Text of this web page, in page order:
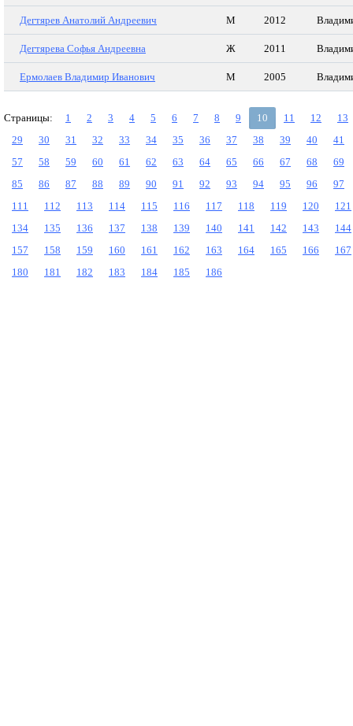
Дегтярев Анатолий Андреевич М 2012
Дегтярева Софья Андреевна Ж 2011
Ермолаев Владимир Иванович М 2005
Страницы: 1 2 3 4 5 6 7 8 9 10 11 12
13
29
30 31 32 33 34 35 36 37 38 39 40
41
57
58 59 60 61 62 63 64 65 66 67 68
69
85
86 87 88 89 90 91 92 93 94 95 96
97
111
112 113 114 115 116 117 118 119 120
121
134
135 136 137 138 139 140 141 142 143
144
157
158 159 160 161 162 163 164 165 166
167
180
181 182 183 184 185 186